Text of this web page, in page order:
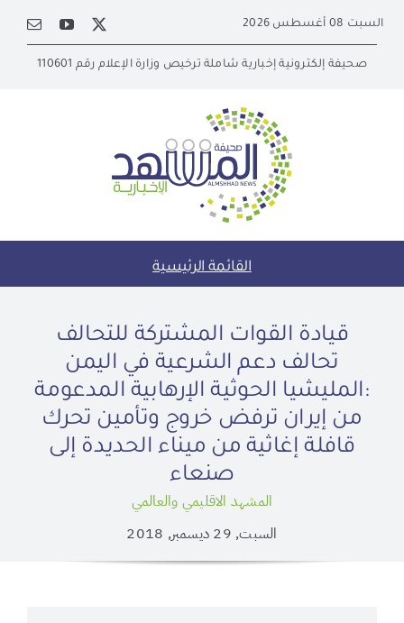
content
السبت 08 أغسطس 2026
صحيفة إلكترونية إخبارية شاملة ترخيص وزارة الإعلام رقم 110601
القائمة الرئيسية
قيادة القوات المشتركة للتحالف
تحالف دعم الشرعية في اليمن
:المليشيا الحوثية الإرهابية المدعومة
من إيران ترفض خروج وتأمين تحرك
قافلة إغاثية من ميناء الحديدة إلى
صنعاء
المشهد الاقليمي والعالمي
السبت, 29 ديسمبر, 2018